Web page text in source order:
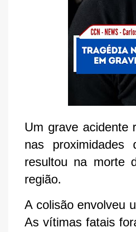
Um grave acidente
nas
resultou na morte
região.
A colisão envolveu
As vítimas fatais